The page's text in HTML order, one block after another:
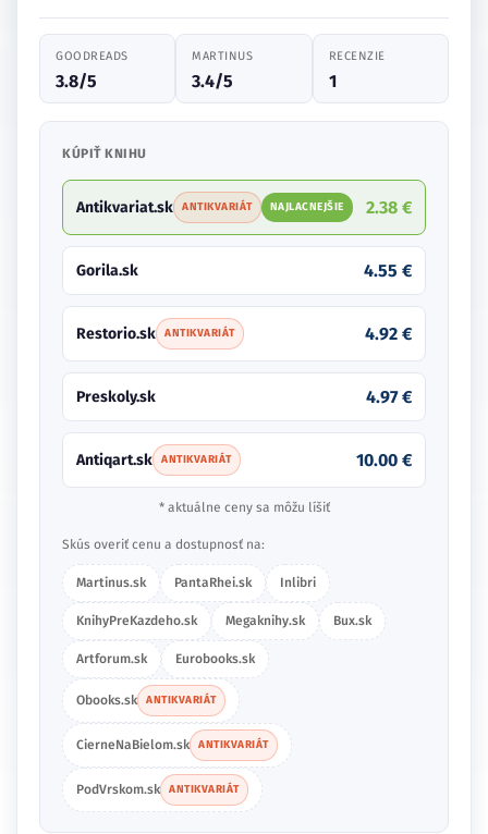
GOODREADS
3.8/5
MARTINUS
3.4/5
RECENZIE
1
KÚPIŤ KNIHU
Antikvariat.sk ANTIKVARIÁT NAJLACNEJŠIE 2.38 €
Gorila.sk 4.55 €
Restorio.sk ANTIKVARIÁT 4.92 €
Preskoly.sk 4.97 €
Antiqart.sk ANTIKVARIÁT 10.00 €
* aktuálne ceny sa môžu líšiť
Skús overiť cenu a dostupnosť na:
Martinus.sk PantaRhei.sk Inlibri
KnihyPreKazdeho.sk Megaknihy.sk Bux.sk
Artforum.sk Eurobooks.sk
Obooks.sk ANTIKVARIÁT
CierneNaBielom.sk ANTIKVARIÁT
PodVrskom.sk ANTIKVARIÁT